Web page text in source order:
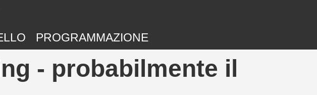
PROGRAMMAZIONE
- probabilmente il